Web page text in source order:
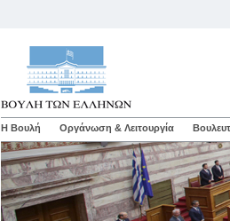
Η Βουλή Οργάνωση & Λειτουργία